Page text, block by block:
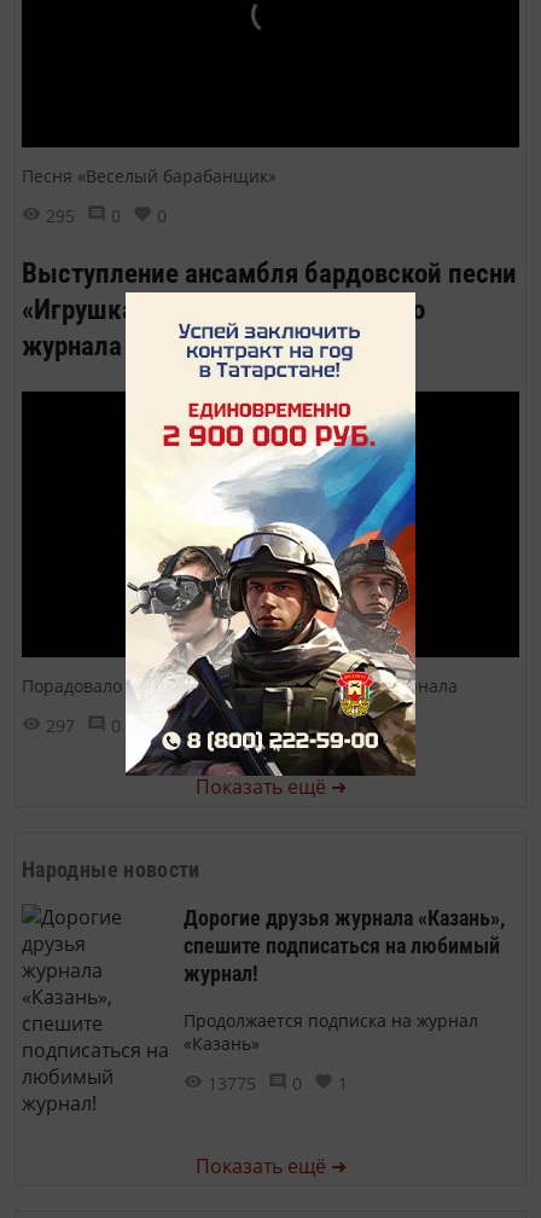
Песня «Веселый барабанщик»
295
0 0
Выступление ансамбля бардовской песни
«Игрушка» на презентации нашего
журнала
Порадовало наших гостей на презентации журнала
297
0 0
Показать ещё ➜
Народные новости
Дорогие друзья журнала «Казань»,
спешите подписаться на любимый
журнал!
Продолжается подписка на журнал
«Казань»
13775
0 1
Показать ещё ➜